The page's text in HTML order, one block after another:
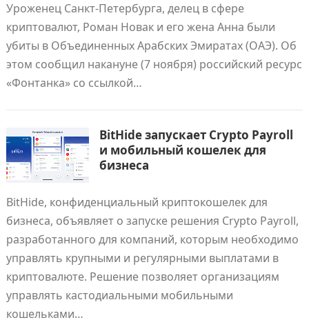
Уроженец Санкт-Петербурга, делец в сфере
криптовалют, Роман Новак и его жена Анна были
убиты в Объединенных Арабских Эмиратах (ОАЭ). Об
этом сообщил накануне (7 ноября) российский ресурс
«Фонтанка» со ссылкой…
BitHide запускает Crypto Payroll
и мобильный кошелек для
бизнеса
BitHide, конфиденциальный криптокошелек для
бизнеса, объявляет о запуске решения Crypto Payroll,
разработанного для компаний, которым необходимо
управлять крупными и регулярными выплатами в
криптовалюте. Решение позволяет организациям
управлять кастодиальными мобильными
кошельками…